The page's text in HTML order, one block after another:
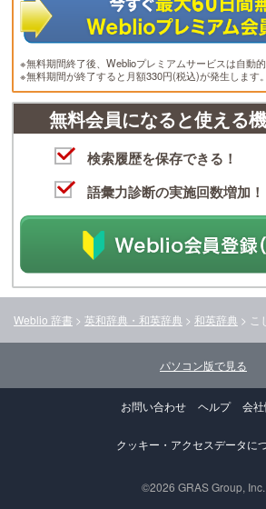
※無料期間終了後、Weblioプレミアムサービスは自動的
※無料期間が終了すると月額330円(税込)が発生します。
無料会員になると使える
検索履歴を保存できる！
語彙力診断の実施回数増加！
Weblio 辞書 > 英和辞典・和英辞典 > 和英辞典 > こ
パソコン版で見る
お問い合わせ ヘルプ 会
クッキー・アクセスデータに
©2026 GRAS Group, Inc.